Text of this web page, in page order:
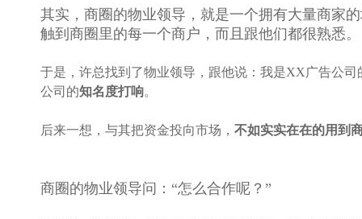
其实，商圈的物业领导，就是一个拥有大量商家
触到商圈里的每一个商户，而且跟他们都很熟悉。
于是，许总找到了物业领导，跟他说：我是XX广告公
公司的知名度打响。
后来一想，与其把资金投向市场， 不如实实在在的用到
商圈的物业领导问：“怎么合作呢？”